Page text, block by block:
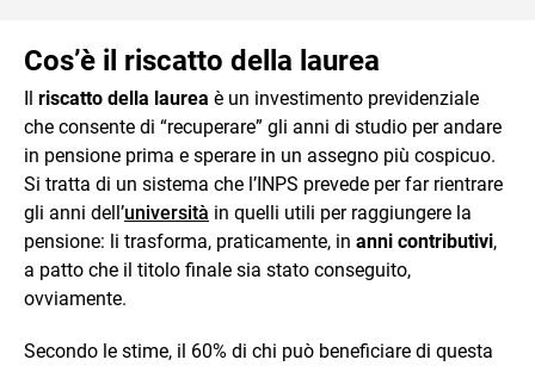
Cos’è il riscatto della laurea
Il riscatto della laurea è un investimento previdenziale
che consente di “recuperare” gli anni di studio per andare
in pensione prima e sperare in un assegno più cospicuo.
Si tratta di un sistema che l’INPS prevede per far rientrare
gli anni dell’università in quelli utili per raggiungere la
pensione: li trasforma, praticamente, in anni contributivi,
a patto che il titolo finale sia stato conseguito,
ovviamente.
Secondo le stime, il 60% di chi può beneficiare di questa